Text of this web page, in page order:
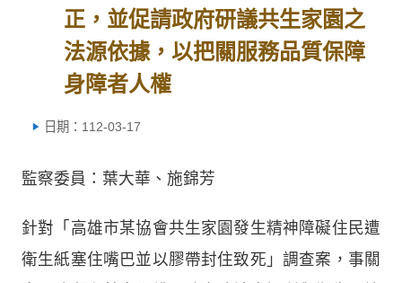
正，並促請政府研議共生家園之
法源依據，以把關服務品質保障
身障者人權
日期：112-03-17
監察委員：葉大華、施錦芳
針對「高雄市某協會共生家園發生精神障礙住民遭
衛生紙塞住嘴巴並以膠帶封住致死」調查案，事關